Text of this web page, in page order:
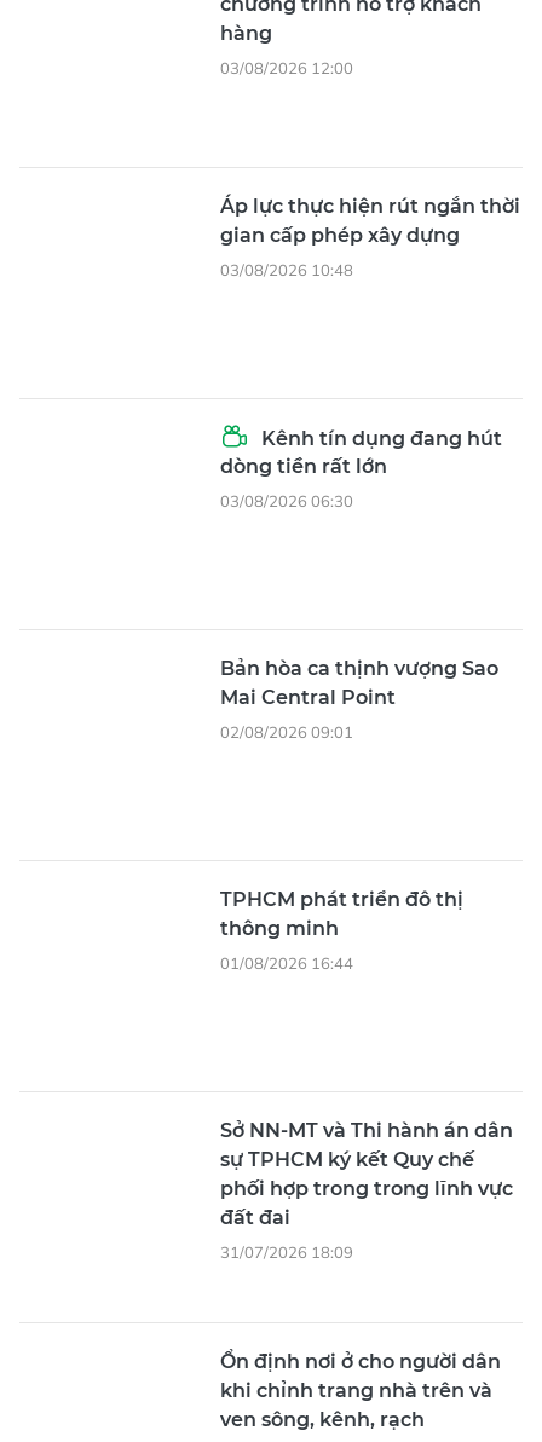
hàng
03/08/2026 12:00
Áp lực thực hiện rút ngắn thời
gian cấp phép xây dựng
03/08/2026 10:48
Kênh tín dụng đang hút
dòng tiền rất lớn
03/08/2026 06:30
Bản hòa ca thịnh vượng Sao
Mai Central Point
02/08/2026 09:01
TPHCM phát triển đô thị
thông minh
01/08/2026 16:44
Sở NN-MT và Thi hành án dân
sự TPHCM ký kết Quy chế
phối hợp trong trong lĩnh vực
đất đai
31/07/2026 18:09
Ổn định nơi ở cho người dân
khi chỉnh trang nhà trên và
ven sông, kênh, rạch